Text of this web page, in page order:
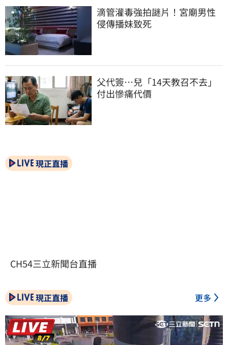
滴管灌毒強拍謎片！宮廟男性
侵傳播妹致死
父代簽…兒「14天教召不去」
付出慘痛代價
現正直播
CH54三立新聞台直播
現正直播 更多